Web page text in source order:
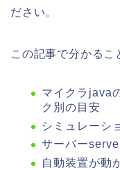
ださい。
この記事で分かるこ
マイクラjava
ク別の目安
シミュレーシ
サーバー
自動装置が動